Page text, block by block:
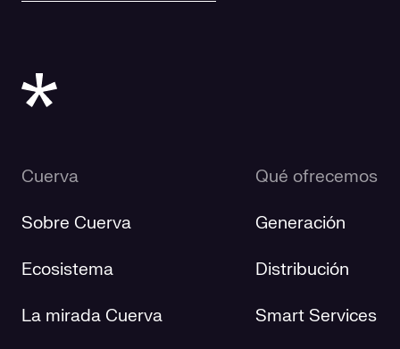
Cuerva
Sobre Cuerva
Ecosistema
La mirada Cuerva
Qué ofrecemos
Generación
Distribución
Smart Services